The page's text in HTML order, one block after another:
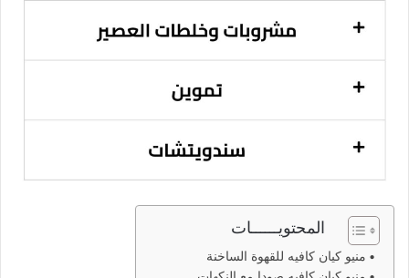
المحتويــــــات
منيو كيان كافيه للقهوة الساخنة